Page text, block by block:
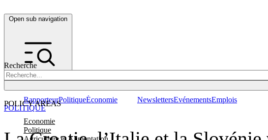
Open sub navigation
Recherche
POLICY AREAS
Economie
Politique
RapporteurPolitiqueÉconomie NewslettersEvénementsEmplois
POLITIQUE